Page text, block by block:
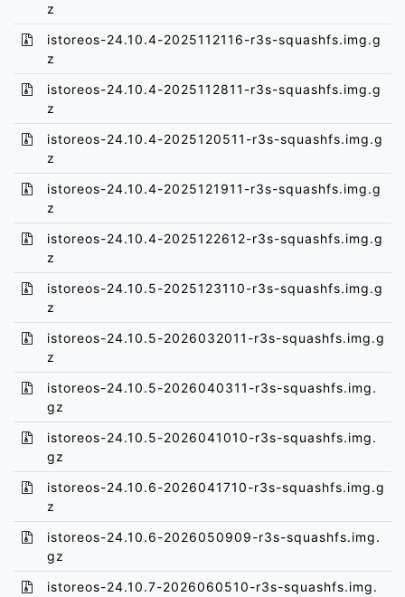
z
istoreos-24.10.4-2025112116-r3s-squashfs.img.g
z
istoreos-24.10.4-2025112811-r3s-squashfs.img.g
z
istoreos-24.10.4-2025120511-r3s-squashfs.img.g
z
istoreos-24.10.4-2025121911-r3s-squashfs.img.g
z
istoreos-24.10.4-2025122612-r3s-squashfs.img.g
z
istoreos-24.10.5-2025123110-r3s-squashfs.img.g
z
istoreos-24.10.5-2026032011-r3s-squashfs.img.g
z
istoreos-24.10.5-2026040311-r3s-squashfs.img.
gz
istoreos-24.10.5-2026041010-r3s-squashfs.img.
gz
istoreos-24.10.6-2026041710-r3s-squashfs.img.g
z
istoreos-24.10.6-2026050909-r3s-squashfs.img.
gz
istoreos-24.10.7-2026060510-r3s-squashfs.img.